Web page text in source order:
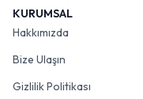
KURUMSAL
Hakkımızda
Bize Ulaşın
Gizlilik Politikası